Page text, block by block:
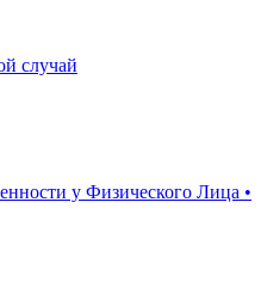
случай
у Физического Лица •